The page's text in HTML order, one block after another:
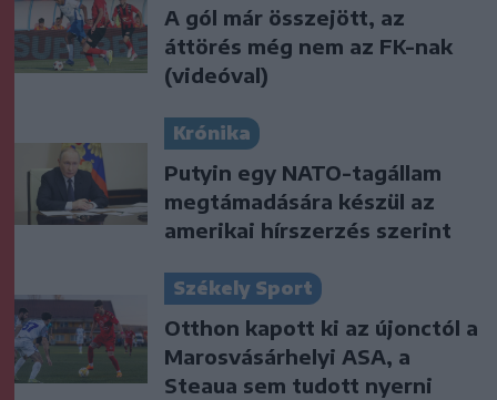
A gól már összejött, az
áttörés még nem az FK-nak
(videóval)
Krónika
Putyin egy NATO-tagállam
megtámadására készül az
amerikai hírszerzés szerint
Székely Sport
Otthon kapott ki az újonctól a
Marosvásárhelyi ASA, a
Steaua sem tudott nyerni